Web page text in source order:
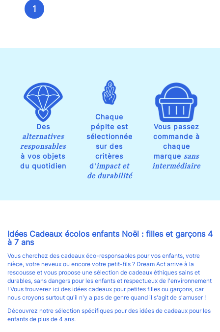
1
Des
alternatives
responsables
à vos objets
du quotidien
Chaque
pépite est
sélectionnée
sur des
critères
d'impact et
de durabilité
Vous passez
commande à
chaque
marque sans
intermédiaire
Idées Cadeaux écolos enfants Noël : filles et garçons 4
à 7 ans
Vous cherchez des cadeaux éco-responsables pour vos enfants, votre
nièce, votre neveux ou encore votre petit-fils ? Dream Act arrive à la
rescousse et vous propose une sélection de cadeaux éthiques sains et
durables, sans dangers pour les enfants et respectueux de l'environnement
! Vous trouverez ici des idées cadeaux pour petites filles ou garçons, car
nous croyons surtout qu'il n'y a pas de genre quand il s'agit de s'amuser !
Découvrez notre sélection spécifiques pour des idées de cadeaux pour les
enfants de plus de 4 ans.